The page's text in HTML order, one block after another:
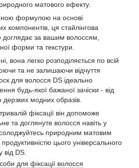
матового ефекту.
формулою на основі
компонентів, ця стайлінгова
доглядає за вашим волоссям,
форми та текстури.
вона легко розподіляється по всій
та не залишаючи відчуття
для волосся DS ідеально
будь-якої бажаної зачіски - від
модних образів.
фіксації він допоможе
та доглянуте волосся навіть у
природним матовим
цього універсального
від DS.
для фіксації волосся